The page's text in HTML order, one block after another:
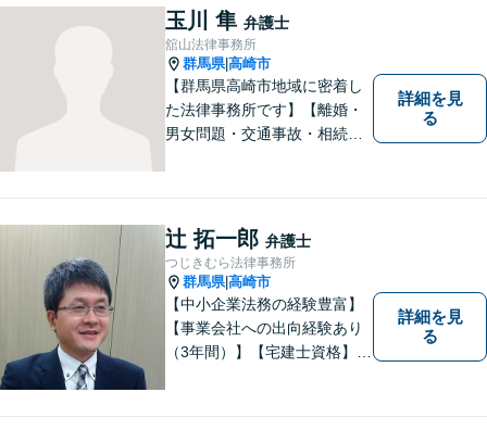
で連携し、問題解決に向けて
取り組みます。おひとりで悩
まずに、お気軽にお問い合わ
せください。
玉川 隼 弁護士
舘山法律事務所
群馬県|高崎市
【群馬県高崎市地域に密着し
た法律事務所です】【離婚・
男女問題・交通事故・相続問
みを抱えていらっしゃる皆様
に、何とか笑顔を取り戻して
いただきたいというのをモッ
トーにしております。
詳細を見
る
辻 拓一郎 弁護士
つじきむら法律事務所
群馬県|高崎市
【中小企業法務の経験豊富】
【事業会社への出向経験あり
（3年間）】【宅建士資格】信
詳細を見
る